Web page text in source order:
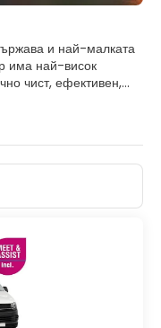
и най-малката
има най-висок
чист, ефективен,
квартали.
до такава степен,
от основните
включват
Merlion е може би
Тази
Park, който се
някои
Индия,
Тези райони